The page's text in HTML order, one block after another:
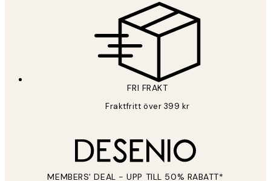
FRI FRAKT
Fraktfritt över 399 kr
MEMBERS' DEAL - UPP TILL 50% RABATT*